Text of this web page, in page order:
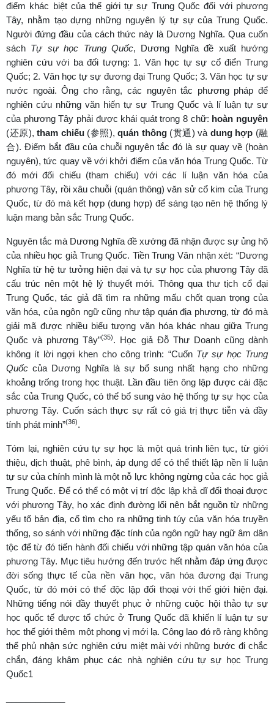
điểm khác biệt của thế giới tự sự Trung Quốc đối với phương
Tây, nhằm tạo dựng những nguyên lý tự sự của Trung Quốc.
Người đứng đầu của cách thức này là Dương Nghĩa. Qua cuốn
sách Tự sự học Trung Quốc, Dương Nghĩa đề xuất hướng
nghiên cứu với ba đối tượng: 1. Văn học tự sự cổ điển Trung
Quốc; 2. Văn học tự sự đương đại Trung Quốc; 3. Văn học tự sự
nước ngoài. Ông cho rằng, các nguyên tắc phương pháp để
nghiên cứu những văn hiến tự sự Trung Quốc và lí luận tự sự
của phương Tây phải được khái quát trong 8 chữ: hoàn nguyên
(还原), tham chiếu(参照), quán thông(贯通) và dung hợp (融
合). Điểm bắt đầu của chuỗi nguyên tắc đó là sự quay về (hoàn
nguyên), tức quay về với khởi điểm của văn hóa Trung Quốc. Từ
đó mới đối chiếu (tham chiếu) với các lí luận văn hóa của
phương Tây, rồi xâu chuỗi (quán thông) văn sử cổ kim của Trung
Quốc, từ đó mà kết hợp (dung hợp) để sáng tạo nên hệ thống lý
luận mang bản sắc Trung Quốc.
Nguyên tắc mà Dương Nghĩa đề xướng đã nhận được sự ủng hộ
của nhiều học giả Trung Quốc. Tiền Trung Văn nhận xét: “Dương
Nghĩa từ hệ tư tưởng hiện đại và tự sự học của phương Tây đã
cấu trúc nên một hệ lý thuyết mới. Thông qua thư tịch cổ đại
Trung Quốc, tác giả đã tìm ra những mấu chốt quan trọng của
văn hóa, của ngôn ngữ cũng như tập quán địa phương, từ đó mà
giải mã được nhiều biểu tượng văn hóa khác nhau giữa Trung
Quốc và phương Tây”(35). Học giả Đỗ Thư Doanh cũng dành
không ít lời ngợi khen cho công trình: “Cuốn Tự sự học Trung
Quốc của Dương Nghĩa là sự bổ sung nhất hạng cho những
khoảng trống trong học thuật. Lần đầu tiên ông lập được cái đặc
sắc của Trung Quốc, có thể bổ sung vào hệ thống tự sự học của
phương Tây. Cuốn sách thực sự rất có giá trị thực tiễn và đầy
tính phát minh”(36).
Tóm lại, nghiên cứu tự sự học là một quá trình liên tục, từ giới
thiệu, dịch thuật, phê bình, áp dụng để có thể thiết lập nền lí luận
tự sự của chính mình là một nỗ lực không ngừng của các học giả
Trung Quốc. Để có thể có một vị trí độc lập khả dĩ đối thoại được
với phương Tây, họ xác định đường lối nên bắt nguồn từ những
yếu tố bản địa, cố tìm cho ra những tinh túy của văn hóa truyền
thống, so sánh với những đặc tính của ngôn ngữ hay ngữ âm dân
tộc để từ đó tiến hành đối chiếu với những tập quán văn hóa của
phương Tây. Mục tiêu hướng đến trước hết nhằm đáp ứng được
đời sống thực tế của nền văn học, văn hóa đương đại Trung
Quốc, từ đó mới có thể độc lập đối thoại với thế giới hiện đại.
Những tiếng nói đầy thuyết phục ở những cuộc hội thảo tự sự
học quốc tế được tổ chức ở Trung Quốc đã khiến lí luận tự sự
học thế giới thêm một phong vị mới lạ. Công lao đó rõ ràng không
thể phủ nhận sức nghiên cứu miệt mài với những bước đi chắc
chắn, đáng khâm phục các nhà nghiên cứu tự sự học Trung
Quốc1